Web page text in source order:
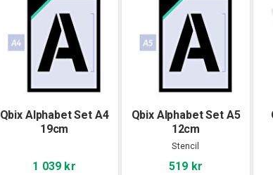
Qbix Alphabet Set A4
19cm
1 039 kr
Qbix Alphabet Set A5
12cm
Stencil
519 kr